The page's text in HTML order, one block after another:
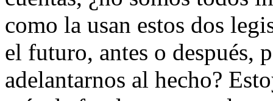
como la usan estos dos
el futuro, antes o después,
adelantarnos al hecho?